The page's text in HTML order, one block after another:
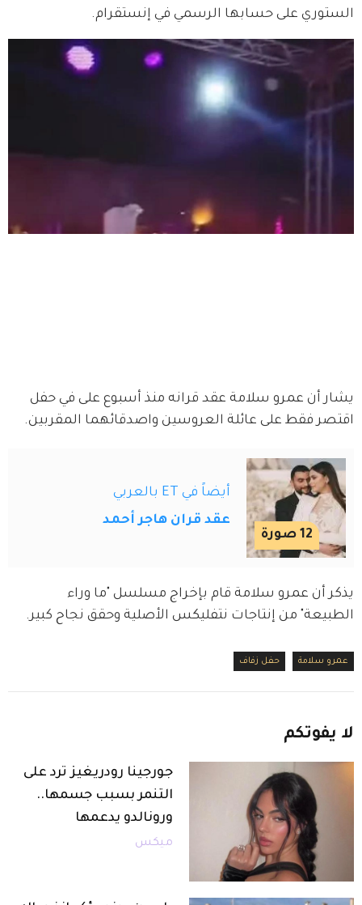
الستوري على حسابها الرسمي في إنستقرام.
يشار أن عمرو سلامة عقد قرانه منذ أسبوع على في حفل
اقتصر فقط على عائلة العروسين واصدقائهما المقربين.
12 صورة
أيضاً في ET بالعربي
عقد قران هاجر أحمد
يذكر أن عمرو سلامة قام بإخراج مسلسل "ما وراء
الطبيعة" من إنتاجات نتفليكس الأصلية وحقق نجاح كبير.
عمرو سلامة حفل زفاف
لا يفوتكم
جورجينا رودريغيز ترد على
التنمر بسبب جسمها..
ورونالدو يدعمها
ميكس